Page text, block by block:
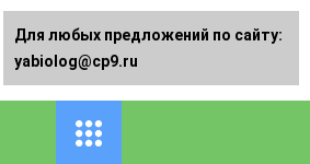
Для любых предложений по сайту:
yabiolog@cp9.ru